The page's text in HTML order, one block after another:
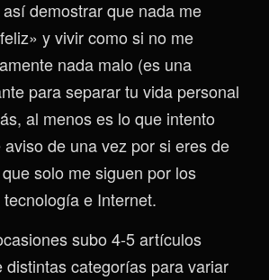
demostrar que nada me
y vivir como si no me
nada malo (es una
para separar tu vida personal
al menos es lo que intento
de una vez por si eres de
solo me siguen por los
e Internet.
subo 4-5 artículos
distintas categorías para variar